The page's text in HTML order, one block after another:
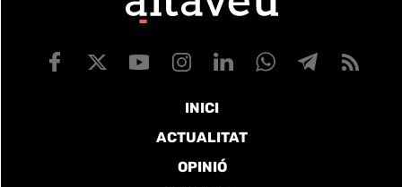
INICI
ACTUALITAT
OPINIÓ